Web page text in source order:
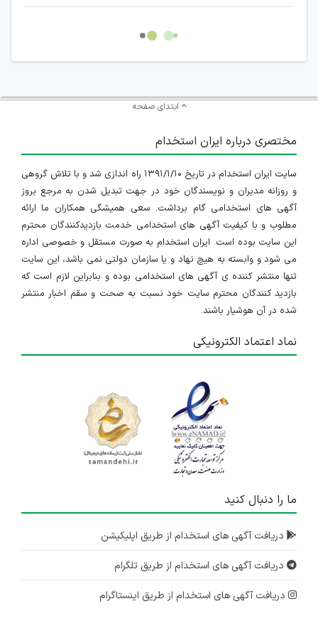
غیر مجاز می باشد.
امکان هماهنگی برای هرگونه ملاقات حضوری چه به صورت دسته
ابتدای صفحه
مختصری درباره ایران استخدام
سایت ایران استخدام در تاریخ ۱۳۹۱/۱/۱۰ راه اندازی شد و با تلاش گروهی
و روزانه مدیران و نویسندگان خود در جهت تبدیل شدن به مرجع بروز
آگهی های استخدامی گام برداشت. سعی همیشگی همکاران ما ارائه
مطلوب و با کیفیت آگهی های استخدامی خدمت بازدیدکنندگان محترم
این سایت بوده است. ایران استخدام به صورت مستقل و خصوصی اداره
می شود و وابسته به هیچ نهاد و یا سازمان دولتی نمی باشد، این سایت
تنها منتشر کننده ی آگهی های استخدامی بوده و بنابراین لازم است که
بازدید کنندگان محترم سایت خود نسبت به صحت و سقم اخبار منتشر
شده در آن هوشیار باشند.
نماد اعتماد الکترونیکی
ما را دنبال کنید
دریافت آگهی های استخدام از طریق اپلیکیشن
دریافت آگهی های استخدام از طریق تلگرام
دریافت آگهی های استخدام از طریق اینستاگرام